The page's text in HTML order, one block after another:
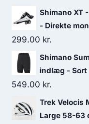
Shimano XT
- Direkte
299.00 kr.
Shimano
indlæg - Sort
549.00 kr.
Trek Velocis
Large 58-63